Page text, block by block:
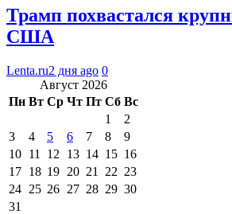
Трамп похвастался
США
Lenta.ru2 дня ago 0
Август 2026
Пн Вт Ср Чт Пт Сб Вс
1
2
3
4 5 6 7 8
9
10 11 12 13 14 15 16
17 18 19 20 21 22 23
24 25 26 27 28 29 30
31